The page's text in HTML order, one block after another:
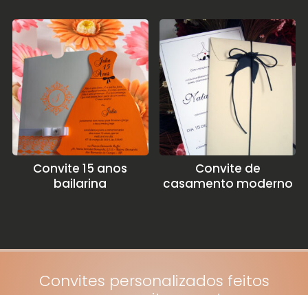
Convite 15 anos
bailarina
Convite de
casamento moderno
Convites personalizados feitos